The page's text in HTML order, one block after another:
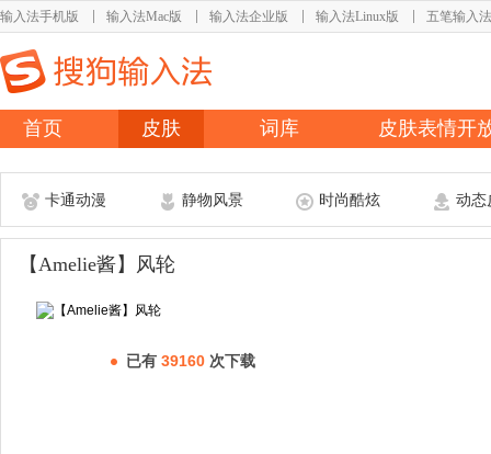
输入法手机版 输入法Mac版 输入法企业版 输入法Linux版 五笔输入法
首页 皮肤 词库 皮肤表情开
卡通动漫 静物风景 时尚酷炫 动态
【Amelie酱】风轮
已有 39160 次下载